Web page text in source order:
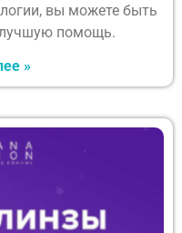
вы можете быть
лучшую помощь.
»